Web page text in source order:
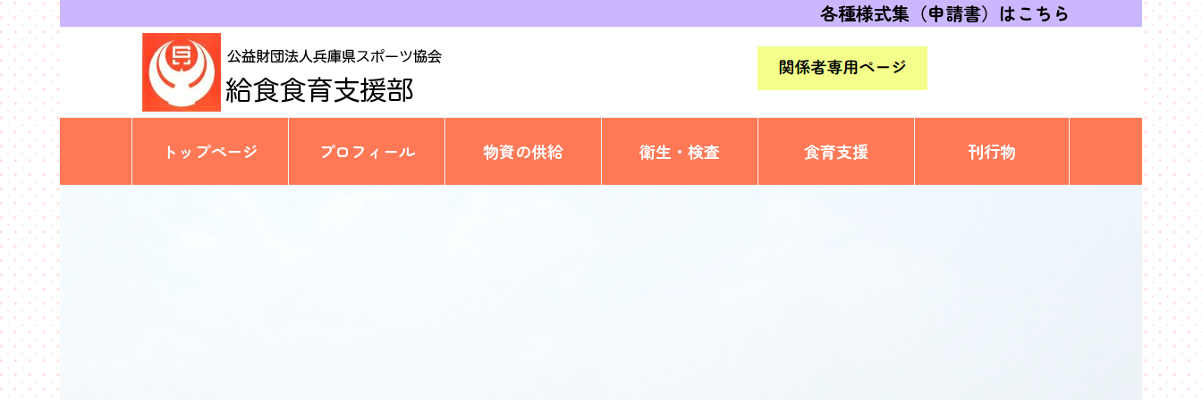
各種様式集（申請書）はこちら
トップページ プロフィール 物資の供給 衛生・検査 食育支援 刊行物